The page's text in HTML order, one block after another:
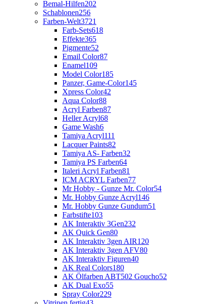
Bemal-Hilfen202
Schablonen256
Farben-Welt3721
Farb-Sets618
Effekte365
Pigmente52
Email Color87
Enamel109
Model Color185
Panzer, Game-Color145
Xpress Color42
Aqua Color88
Acryl Farben87
Heller Acryl68
Game Wash6
Tamiya Acryl111
Lacquer Paints82
Tamiya AS- Farben32
Tamiya PS Farben64
Italeri Acryl Farben81
ICM ACRYL Farben77
Mr Hobby - Gunze Mr. Color54
Mr. Hobby Gunze Acryl146
Mr. Hobby Gunze Gundum51
Farbstifte103
AK Interaktiv 3Gen232
AK Quick Gen80
AK Interaktiv 3gen AIR120
AK Interaktiv 3gen AFV80
AK Interaktiv Figuren40
AK Real Colors180
AK Ölfarben ABT502 Goucho52
AK Dual Exo55
Spray Color229